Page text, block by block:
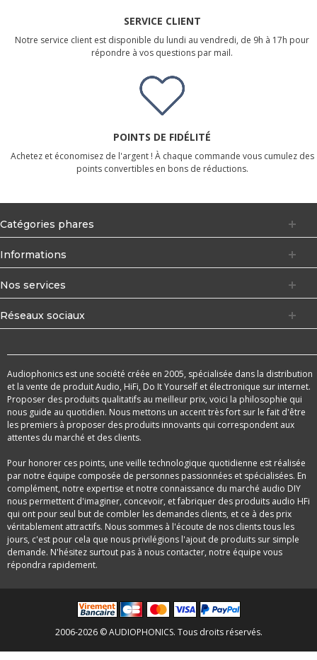
SERVICE CLIENT
Notre service client est disponible du lundi au vendredi, de 9h à 17h pour
répondre à vos questions par mail.
POINTS DE FIDÉLITÉ
Achetez et économisez de l'argent ! À chaque commande vous cumulez des
points convertibles en bons de réductions.
Catégories phares
Informations
Nos services
Réseaux sociaux
Audiophonics est une société créée en 2005, spécialisée dans la distribution
et la vente de produit Audio, HiFi, Do It Yourself et électronique sur internet.
Proposer des produits qualitatifs au meilleur prix, voici la philosophie qui
nous guide au quotidien. Nous mettons un accent très fort sur le fait d'être
les premiers à proposer des produits innovants qui correspondent aux
attentes du marché et des clients.
Pour honorer ces points, une veille technologique quotidienne est réalisée
par notre équipe composée de personnes passionnées et spécialisées. En
complément, notre expertise et notre connaissance du marché audio DIY
nous permettent d'imaginer, concevoir, et fabriquer des produits audio HFi
qui ont pour seul but de combler les demandes clients, et ce à des prix
véritablement attractifs. Nous sommes à l'écoute de nos clients tous les
jours, c'est pour cela que nous privilégions l'ajout de produits sur simple
demande. N'hésitez surtout pas à nous contacter, notre équipe vous
répondra rapidement.
2006-2026 © AUDIOPHONICS. Tous droits réservés.